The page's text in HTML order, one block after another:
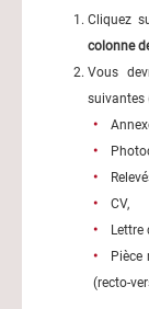
Cliquez
colonne
Vous
suivantes
CV,
(recto-